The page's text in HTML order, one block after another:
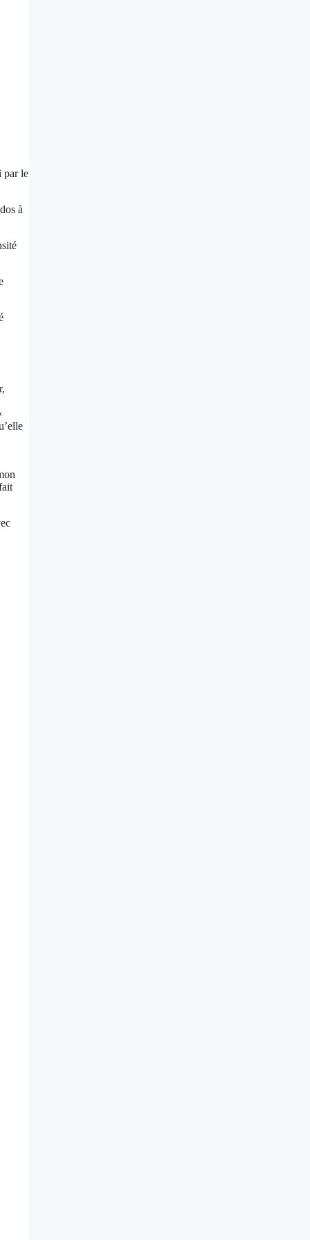
par le
à